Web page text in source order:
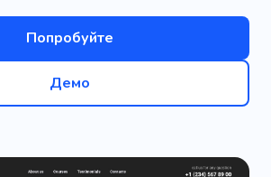
Попробуйте
Демо